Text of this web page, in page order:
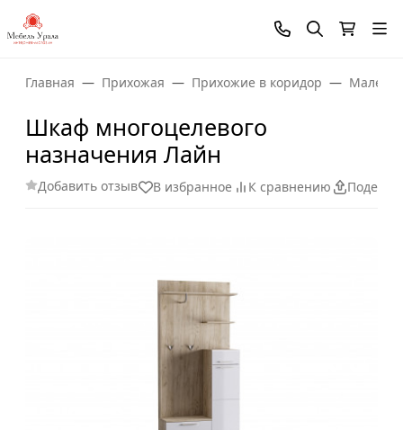
Главная Прихожая Прихожие в коридор
Шкаф многоцелевого
назначения Лайн
Добавить отзыв В избранное К сравнению